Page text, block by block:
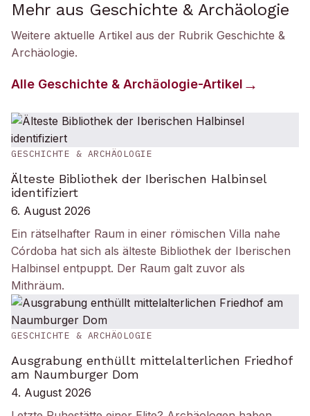
Mehr aus Geschichte & Archäologie
Weitere aktuelle Artikel aus der Rubrik Geschichte &
Archäologie.
Alle Geschichte & Archäologie-Artikel
GESCHICHTE & ARCHÄOLOGIE
Älteste Bibliothek der Iberischen Halbinsel
identifiziert
6. August 2026
Ein rätselhafter Raum in einer römischen Villa nahe
Córdoba hat sich als älteste Bibliothek der Iberischen
Halbinsel entpuppt. Der Raum galt zuvor als
Mithräum.
GESCHICHTE & ARCHÄOLOGIE
Ausgrabung enthüllt mittelalterlichen Friedhof
am Naumburger Dom
4. August 2026